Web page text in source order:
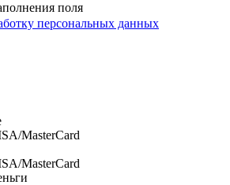
поля
персональных данных
MasterCard
MasterCard